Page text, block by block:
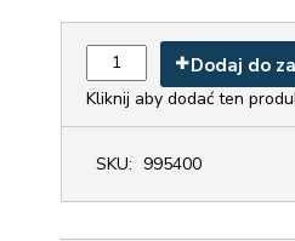
Dodaj do
Kliknij aby dodać ten
SKU: 995400